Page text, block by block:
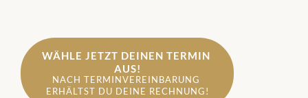
WÄHLE JETZT DEINEN TERMIN
AUS!
NACH TERMINVEREINBARUNG
ERHÄLTST DU DEINE RECHNUNG!